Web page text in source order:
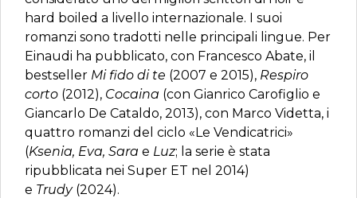
hard boiled a livello internazionale. I suoi
romanzi sono tradotti nelle principali lingue. Per
Einaudi ha pubblicato, con Francesco Abate, il
bestseller Mi fido di te (2007 e 2015), Respiro
corto (2012), Cocaina (con Gianrico Carofiglio e
Giancarlo De Cataldo, 2013), con Marco Videtta, i
quattro romanzi del ciclo «Le Vendicatrici»
(Ksenia, Eva, Sara e Luz; la serie è stata
ripubblicata nei Super ET nel 2014)
e Trudy(2024).